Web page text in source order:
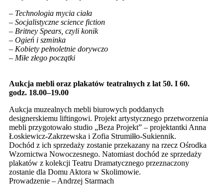
– Technologia mycia ciała
– Socjalistyczne science fiction
– Britney Spears, czyli konik
– Ogień i szminka
– Kobiety pełnoletnie dorywczo
– Miłe złego początki
Aukcja mebli oraz plakatów teatralnych z lat 50. I 60.
godz. 18.00–19.00
Aukcja muzealnych mebli biurowych poddanych
designerskiemu liftingowi. Projekt artystycznego przetworzenia
mebli przygotowało studio „Beza Projekt” – projektantki Anna
Łoskiewicz-Zakrzewska i Zofia Strumiłło-Sukiennik.
Dochód z ich sprzedaży zostanie przekazany na rzecz Ośrodka
Wzornictwa Nowoczesnego. Natomiast dochód ze sprzedaży
plakatów z kolekcji Teatru Dramatycznego przeznaczony
zostanie dla Domu Aktora w Skolimowie.
Prowadzenie – Andrzej Starmach